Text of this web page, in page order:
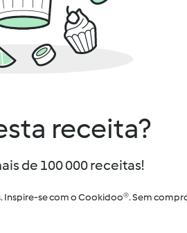
receita?
de 100 000 receitas!
Inspire-se com o Cookidoo®. Sem